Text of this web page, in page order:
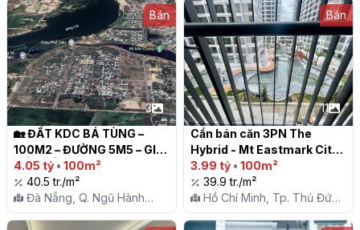
Bán
3
🏡 ĐẤT KDC BÁ TÙNG –
100M2 – ĐƯỜNG 5M5 – GIÁ
TỐT ĐẦU TƯ
4.05 tỷ • 100m²
40.5 tr./m²
Đà Nẵng, Q. Ngũ Hành
Sơn, P. Hoà Quý
Bán
11
Cần bán căn 3PN The
Hybrid - Mt Eastmark City,
100m2, góc sông, giá 3.99
tỷ, nhận nhà ở ngay
3.99 tỷ • 100m²
39.9 tr./m²
Hồ Chí Minh, Tp. Thủ Đức,
P. Long Trường